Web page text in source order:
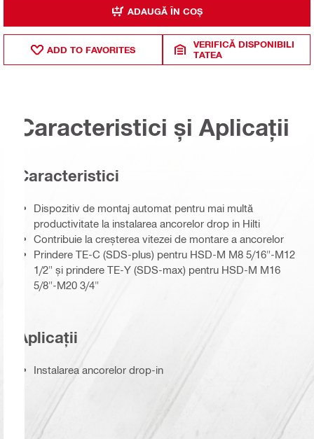
ADAUGĂ ÎN COȘ
ADD TO FAVORITES
VERIFICĂ DISPONIBILI
TATEA
Caracteristici și Aplicații
Caracteristici
Dispozitiv de montaj automat pentru mai multă
productivitate la instalarea ancorelor drop in Hilti
Contribuie la creșterea vitezei de montare a ancorelor
Prindere TE-C (SDS-plus) pentru HSD-M M8 5/16"-M12
1/2" și prindere TE-Y (SDS-max) pentru HSD-M M16
5/8"-M20 3/4"
Aplicații
Instalarea ancorelor drop-in